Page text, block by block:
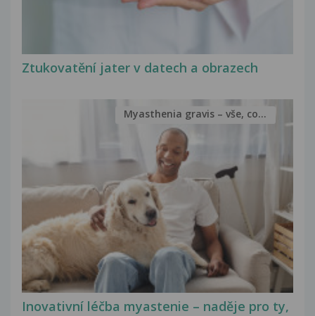
Ztukovatění jater v datech a obrazech
Inovativní léčba myastenie – naděje pro ty,
Myasthenia gravis – vše, co...